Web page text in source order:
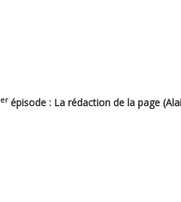
erépisode : La rédaction de la page